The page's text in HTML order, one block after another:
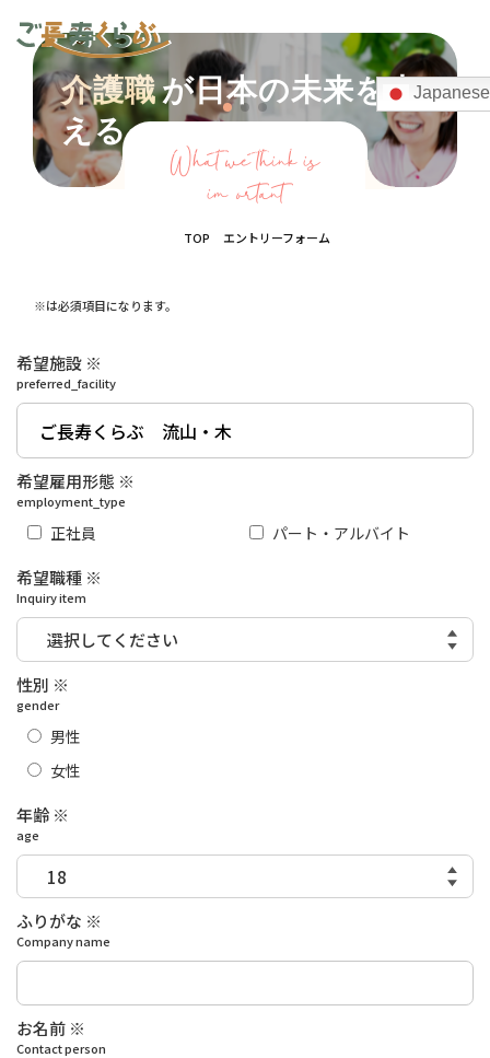
Japanese
介護職が日本の未来を支
える。
Recruiting information
What we think is
important
TOP エントリーフォーム
※は必須項目になります。
希望施設 ※
preferred_facility
希望雇用形態 ※
employment_type
正社員 パート・アルバイト
希望職種 ※
Inquiry item
性別 ※
gender
男性
女性
年齢 ※
age
ふりがな ※
Company name
お名前 ※
Contact person